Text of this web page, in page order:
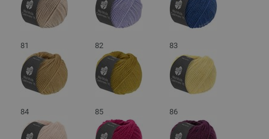
81 82 83
84 85 86